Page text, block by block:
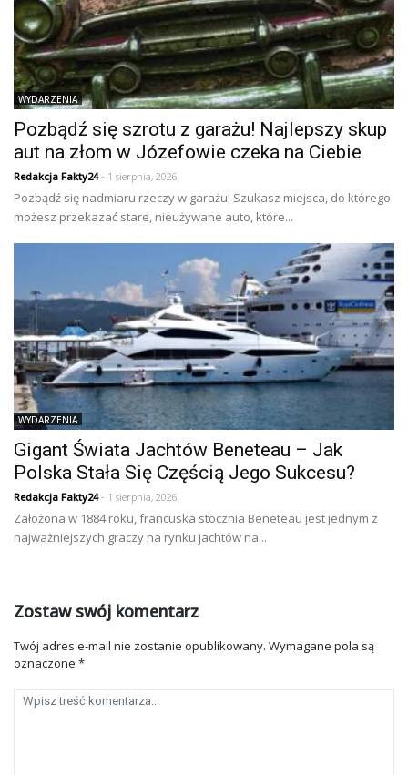
WYDARZENIA
Pozbądź się szrotu z garażu! Najlepszy skup
aut na złom w Józefowie czeka na Ciebie
Redakcja Fakty24- 1 sierpnia, 2026
Pozbądź się nadmiaru rzeczy w garażu! Szukasz miejsca, do którego
możesz przekazać stare, nieużywane auto, które...
WYDARZENIA
Gigant Świata Jachtów Beneteau – Jak
Polska Stała Się Częścią Jego Sukcesu?
Redakcja Fakty24- 1 sierpnia, 2026
Założona w 1884 roku, francuska stocznia Beneteau jest jednym z
najważniejszych graczy na rynku jachtów na...
Zostaw swój komentarz
Twój adres e-mail nie zostanie opublikowany. Wymagane pola są
oznaczone *